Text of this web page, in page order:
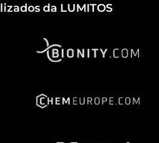
da LUMITOS